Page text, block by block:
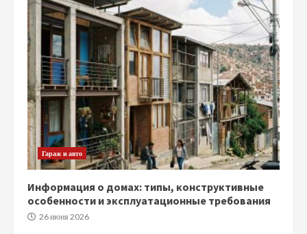
Гараж и авто
Информация о домах: типы, конструктивные
особенности и эксплуатационные требования
26 июня 2026